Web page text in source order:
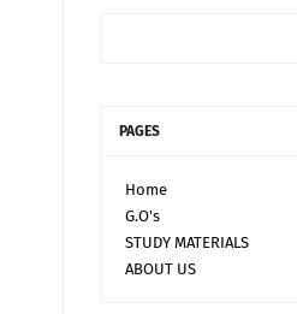
PAGES
Home
G.O's
STUDY MATERIALS
ABOUT US